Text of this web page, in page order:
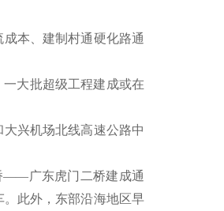
本、建制村通硬化路通
大批超级工程建成或在
兴机场北线高速公路中
——广东虎门二桥建成通
此外，东部沿海地区早